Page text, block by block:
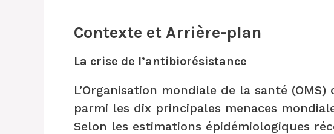
Contexte et Arrière-plan
La crise de l’antibiorésistance
L’Organisation mondiale de la santé (OMS)
parmi les dix principales menaces
Selon les estimations épidémiologiques